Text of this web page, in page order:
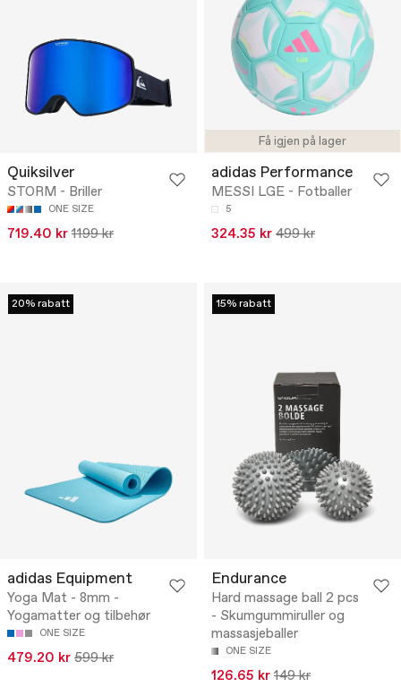
Quiksilver
STORM - Briller
ONE SIZE
719.40 kr 1199 kr
Få igjen på lager
adidas Performance
MESSI LGE - Fotballer
5
324.35 kr 499 kr
20% rabatt
adidas Equipment
Yoga Mat - 8mm -
Yogamatter og tilbehør
ONE SIZE
479.20 kr 599 kr
15% rabatt
Endurance
Hard massage ball 2 pcs
- Skumgummiruller og
massasjeballer
ONE SIZE
126.65 kr 149 kr